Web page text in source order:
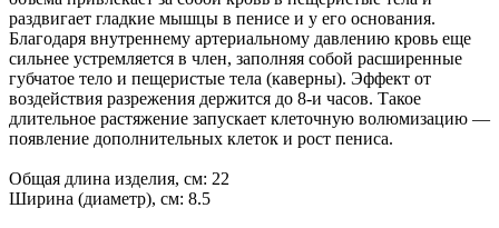
раздвигает гладкие мышцы в пенисе и у его основания.
Благодаря внутреннему артериальному давлению кровь еще
сильнее устремляется в член, заполняя собой расширенные
губчатое тело и пещеристые тела (каверны). Эффект от
воздействия разрежения держится до 8-и часов. Такое
длительное растяжение запускает клеточную волюмизацию —
появление дополнительных клеток и рост пениса.
Общая длина изделия, см: 22
Ширина (диаметр), см: 8.5